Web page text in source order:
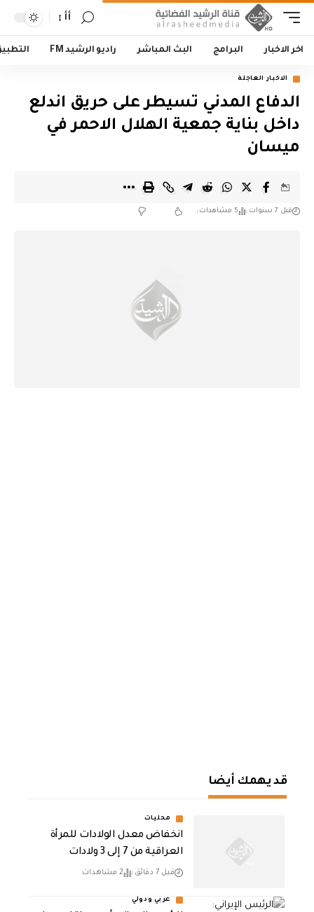
أأ
اخر الاخبار البرامج البث المباشر راديو الرشيد FM
الاخبار العاجلة
الدفاع المدني تسيطر على حريق اندلع
داخل بناية جمعية الهلال الاحمر في
ميسان
قبل 7 سنوات 5 مشاهدات
قد يهمك أيضا
محليات
انخفاض معدل الولادات للمرأة
العراقية من 7 إلى 3 ولادات
قبل 7 دقائق 2 مشاهدات
عربي ودولي